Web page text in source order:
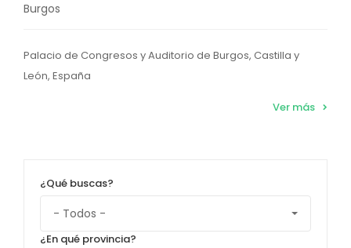
Burgos
Palacio de Congresos y Auditorio de Burgos, Castilla y
León, España
Ver más
¿Qué buscas?
¿En qué provincia?